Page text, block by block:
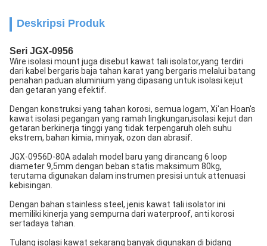
Deskripsi Produk
Seri JGX-0956
Wire isolasi mount juga disebut kawat tali isolator,yang terdiri
dari kabel bergaris baja tahan karat yang bergaris melalui batang
penahan paduan aluminium yang dipasang untuk isolasi kejut
dan getaran yang efektif.
Dengan konstruksi yang tahan korosi, semua logam, Xi'an Hoan's
kawat isolasi pegangan yang ramah lingkungan,isolasi kejut dan
getaran berkinerja tinggi yang tidak terpengaruh oleh suhu
ekstrem, bahan kimia, minyak, ozon dan abrasif.
JGX-0956D-80A adalah model baru yang dirancang 6 loop
diameter 9,5mm dengan beban statis maksimum 80kg,
terutama digunakan dalam instrumen presisi untuk attenuasi
kebisingan.
Dengan bahan stainless steel, jenis kawat tali isolator ini
memiliki kinerja yang sempurna dari waterproof, anti korosi
sertadaya tahan.
Tulang isolasi kawat sekarang banyak digunakan di bidang